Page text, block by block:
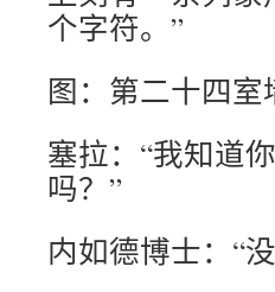
个字符。”
图：第二十四
塞拉：“我知道
吗？”
内如德博士：“